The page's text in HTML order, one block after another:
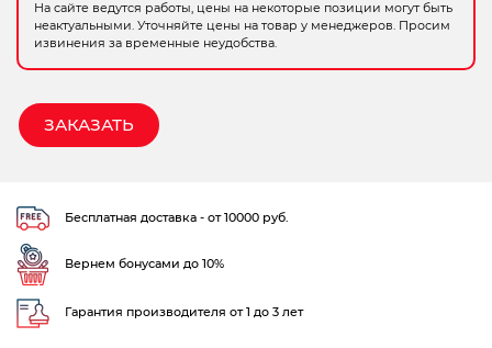
Электрохозтовары
На сайте ведутся работы, цены на некоторые позиции могут быть
неактуальными. Уточняйте цены на товар у менеджеров. Просим
извинения за временные неудобства.
ЗАКАЗАТЬ
Бесплатная доставка - от 10000 руб.
Вернем бонусами до 10%
Гарантия производителя от 1 до 3 лет